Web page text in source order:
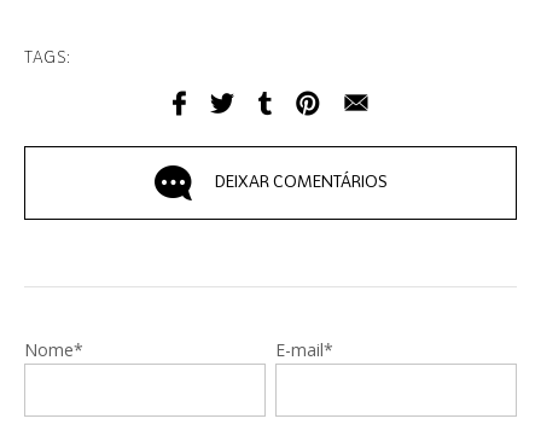
TAGS:
DEIXAR COMENTÁRIOS
Nome* E-mail*